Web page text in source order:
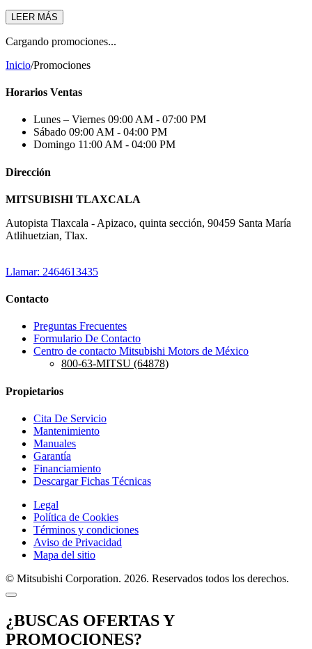
LEER MÁS
Cargando promociones...
Inicio/Promociones
Horarios Ventas
Lunes – Viernes 09:00 AM - 07:00 PM
Sábado 09:00 AM - 04:00 PM
Domingo 11:00 AM - 04:00 PM
Dirección
MITSUBISHI TLAXCALA
Autopista Tlaxcala - Apizaco, quinta sección, 90459 Santa María
Atlihuetzian, Tlax.
Llamar: 2464613435
Contacto
Preguntas Frecuentes
Formulario De Contacto
Centro de contacto Mitsubishi Motors de México
800-63-MITSU (64878)
Propietarios
Cita De Servicio
Mantenimiento
Manuales
Garantía
Financiamiento
Descargar Fichas Técnicas
Legal
Política de Cookies
Términos y condiciones
Aviso de Privacidad
Mapa del sitio
© Mitsubishi Corporation. 2026. Reservados todos los derechos.
¿BUSCAS OFERTAS Y
PROMOCIONES?